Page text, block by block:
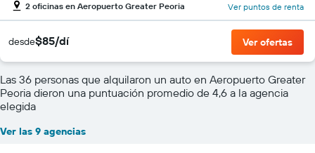
2 oficinas en Aeropuerto Greater Peoria Ver puntos de renta
desde$85/dí Ver ofertas
Las 36 personas que alquilaron un auto en Aeropuerto Greater
Peoria dieron una puntuación promedio de 4,6 a la agencia
elegida
Ver las 9 agencias